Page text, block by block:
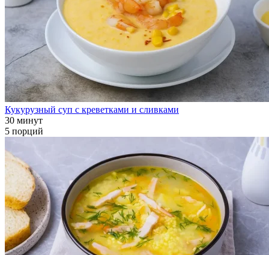
Кукурузный суп с креветками и сливками
30 минут
5 порций